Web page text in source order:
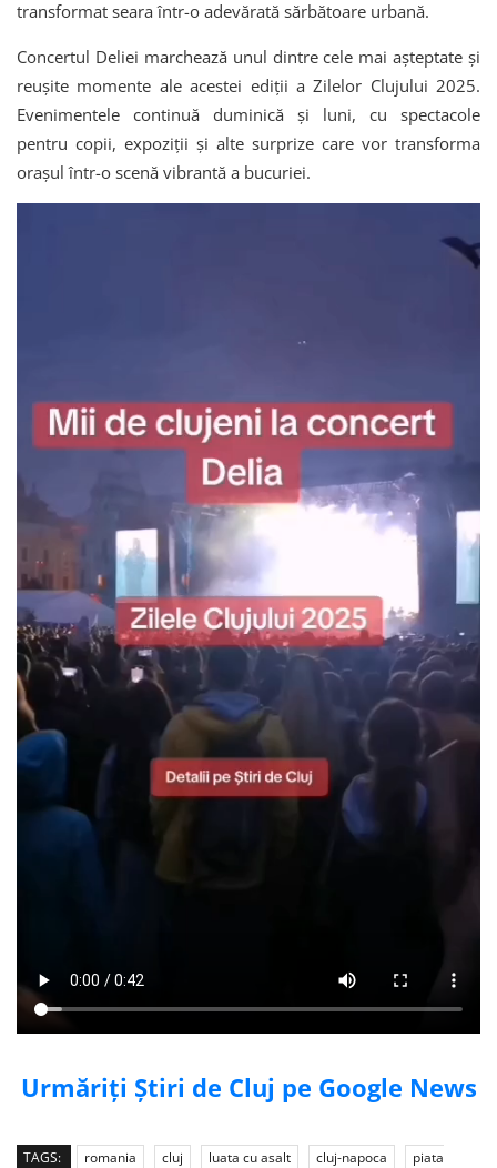
transformat seara într-o adevărată sărbătoare urbană.
Concertul Deliei marchează unul dintre cele mai așteptate și
reușite momente ale acestei ediții a Zilelor Clujului 2025.
Evenimentele continuă duminică și luni, cu spectacole
pentru copii, expoziții și alte surprize care vor transforma
orașul într-o scenă vibrantă a bucuriei.
Urmăriți Știri de Cluj pe Google News
TAGS: romania cluj luata cu asalt cluj-napoca
piata